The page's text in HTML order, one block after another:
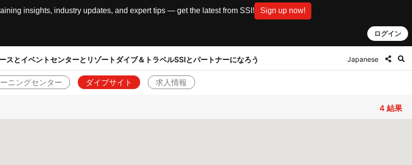
insights, industry updates, and expert tips — get the latest from SSI! Sign up now!
ログイン
スとイベント センターとリゾート ダイブ＆トラベルSSIとパートナーになろう Japanese
ーニングセンター ダイブサイト 求人情報
4 結果